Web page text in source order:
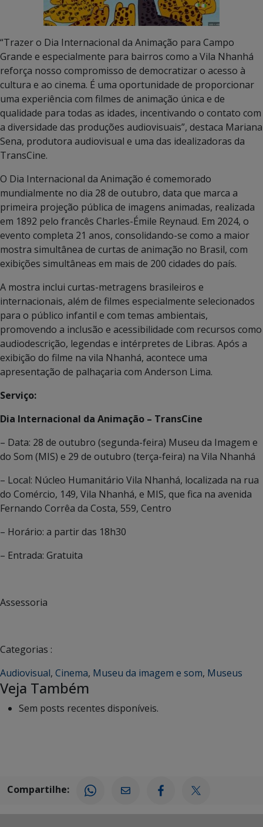
“Trazer o Dia Internacional da Animação para Campo
Grande e especialmente para bairros como a Vila Nhanhá
reforça nosso compromisso de democratizar o acesso à
cultura e ao cinema. É uma oportunidade de proporcionar
uma experiência com filmes de animação única e de
qualidade para todas as idades, incentivando o contato com
a diversidade das produções audiovisuais”, destaca Mariana
Sena, produtora audiovisual e uma das idealizadoras da
TransCine.
O Dia Internacional da Animação é comemorado
mundialmente no dia 28 de outubro, data que marca a
primeira projeção pública de imagens animadas, realizada
em 1892 pelo francês Charles-Émile Reynaud. Em 2024, o
evento completa 21 anos, consolidando-se como a maior
mostra simultânea de curtas de animação no Brasil, com
exibições simultâneas em mais de 200 cidades do país.
A mostra inclui curtas-metragens brasileiros e
internacionais, além de filmes especialmente selecionados
para o público infantil e com temas ambientais,
promovendo a inclusão e acessibilidade com recursos como
audiodescrição, legendas e intérpretes de Libras. Após a
exibição do filme na vila Nhanhá, acontece uma
apresentação de palhaçaria com Anderson Lima.
Serviço:
Dia Internacional da Animação – TransCine
– Data: 28 de outubro (segunda-feira) Museu da Imagem e
do Som (MIS) e 29 de outubro (terça-feira) na Vila Nhanhá
– Local: Núcleo Humanitário Vila Nhanhá, localizada na rua
do Comércio, 149, Vila Nhanhá, e MIS, que fica na avenida
Fernando Corrêa da Costa, 559, Centro
– Horário: a partir das 18h30
– Entrada: Gratuita
Assessoria
Categorias :
Audiovisual, Cinema, Museu da imagem e som, Museus
Veja Também
Sem posts recentes disponíveis.
Compartilhe: